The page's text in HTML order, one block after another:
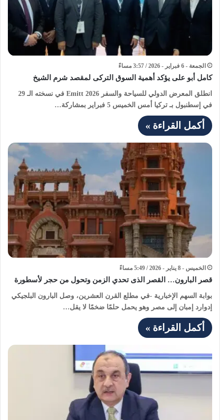
الجمعة - 6 فبراير - 2026 / 3:57 مساءً
كامل أبو على يؤكد أهمية السوق التركى لمقصد شرم الشيخ
انطلق المعرض الدولي للسياحة والسفر Emitt 2026 في نسخته الـ 29
في إسطنبول بـ تركيا أمس الخميس 5 فبراير بمشاركة…
أكمل القراءة »
الخميس - 8 يناير - 2026 / 5:49 مساءً
قصر البارون… القصر الذى تحدي الزمن وتحول من حجر لأسطورة
بوابة السهم الإخبارية -في مطلع القرن العشرين، وصل البارون البلجيكي
إدوارد إمبان إلى مصر وهو يحمل حلمًا ضخمًا لا يقل…
أكمل القراءة »